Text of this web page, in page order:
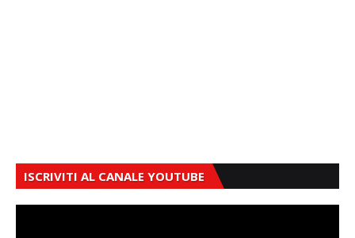
ISCRIVITI AL CANALE YOUTUBE